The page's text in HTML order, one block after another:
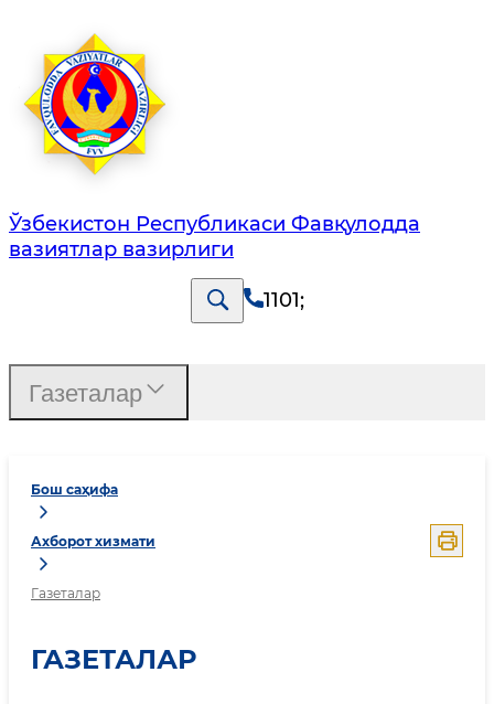
Ўзбекистон Республикаси Фавқулодда
вазиятлар вазирлиги
1101;
Бош саҳифа
Ахборот хизмати
Газеталар
ГАЗЕТАЛАР
Газеталар